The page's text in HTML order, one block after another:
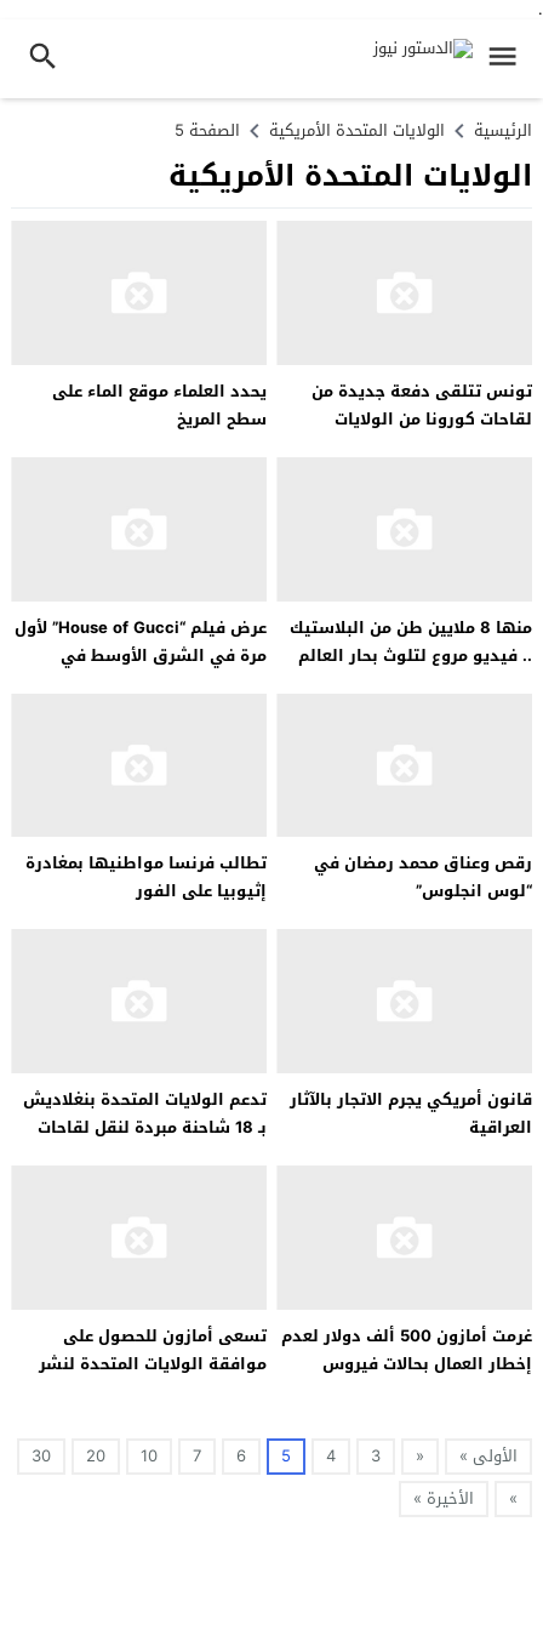
.
الرئيسية الولايات المتحدة الأمريكية الصفحة 5
الولايات المتحدة الأمريكية
تونس تتلقى دفعة جديدة من
لقاحات كورونا من الولايات
يحدد العلماء موقع الماء على
سطح المريخ
منها 8 ملايين طن من البلاستيك
.. فيديو مروع لتلوث بحار العالم
عرض فيلم “House of Gucci” لأول
مرة في الشرق الأوسط في
رقص وعناق محمد رمضان في
“لوس انجلوس”
تطالب فرنسا مواطنيها بمغادرة
إثيوبيا على الفور
قانون أمريكي يجرم الاتجار بالآثار
العراقية
تدعم الولايات المتحدة بنغلاديش
بـ 18 شاحنة مبردة لنقل لقاحات
غرمت أمازون 500 ألف دولار لعدم
إخطار العمال بحالات فيروس
تسعى أمازون للحصول على
موافقة الولايات المتحدة لنشر
الأولى » «
3
4
5
6
7
10
20
30
»
الأخيرة »